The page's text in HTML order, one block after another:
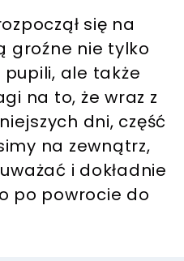
się na
groźne nie tylko
ale także
na to, że wraz z
dni, część
na zewnątrz,
i dokładnie
po powrocie do